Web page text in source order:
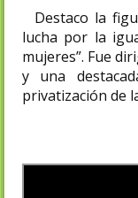
Destaco la
lucha por la
mujeres”. Fue
y una
privatización de